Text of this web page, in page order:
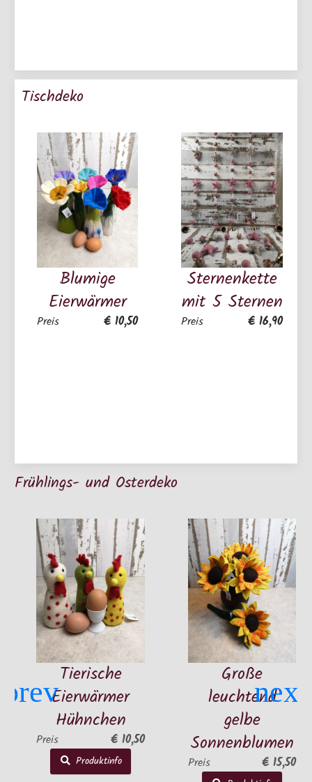
Tischdeko
Blumige
Eierwärmer
Preis € 10,50
Sternenkette
mit 5 Sternen
Preis € 16,90
Frühlings- und Osterdeko
Tierische
Eierwärmer
Hühnchen
Produktinfo
leuchtend
Sonnenblumen